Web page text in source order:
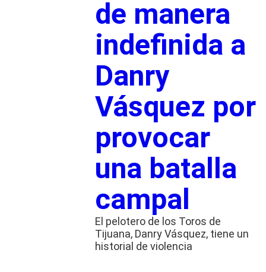
de manera
indefinida a
Danry
Vásquez por
provocar
una batalla
campal
El pelotero de los Toros de
Tijuana, Danry Vásquez, tiene un
historial de violencia